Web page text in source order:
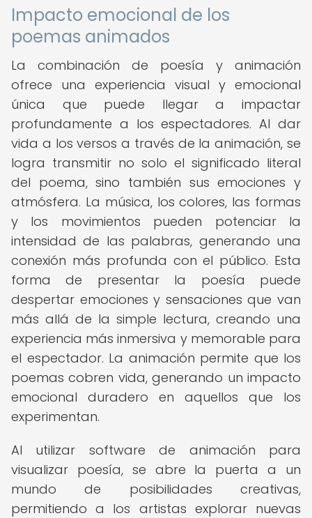
Impacto emocional de los
poemas animados
La combinación de poesía y animación
ofrece una experiencia visual y emocional
única que puede llegar a impactar
profundamente a los espectadores. Al dar
vida a los versos a través de la animación, se
logra transmitir no solo el significado literal
del poema, sino también sus emociones y
atmósfera. La música, los colores, las formas
y los movimientos pueden potenciar la
intensidad de las palabras, generando una
conexión más profunda con el público. Esta
forma de presentar la poesía puede
despertar emociones y sensaciones que van
más allá de la simple lectura, creando una
experiencia más inmersiva y memorable para
el espectador. La animación permite que los
poemas cobren vida, generando un impacto
emocional duradero en aquellos que los
experimentan.
Al utilizar software de animación para
visualizar poesía, se abre la puerta a un
mundo de posibilidades creativas,
permitiendo a los artistas explorar nuevas